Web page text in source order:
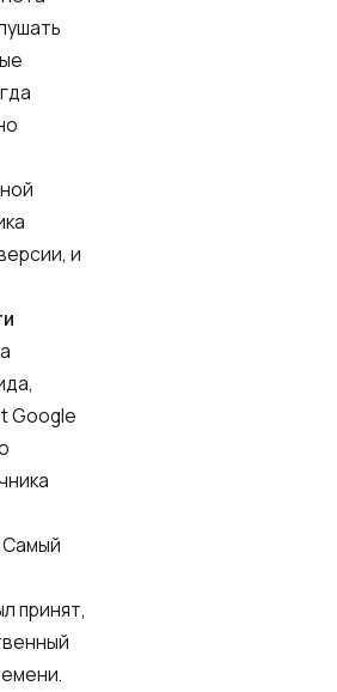
и
Google
Самый
принят,